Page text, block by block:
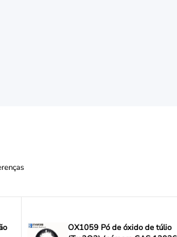
OX1059 Pó de óxido de túlio